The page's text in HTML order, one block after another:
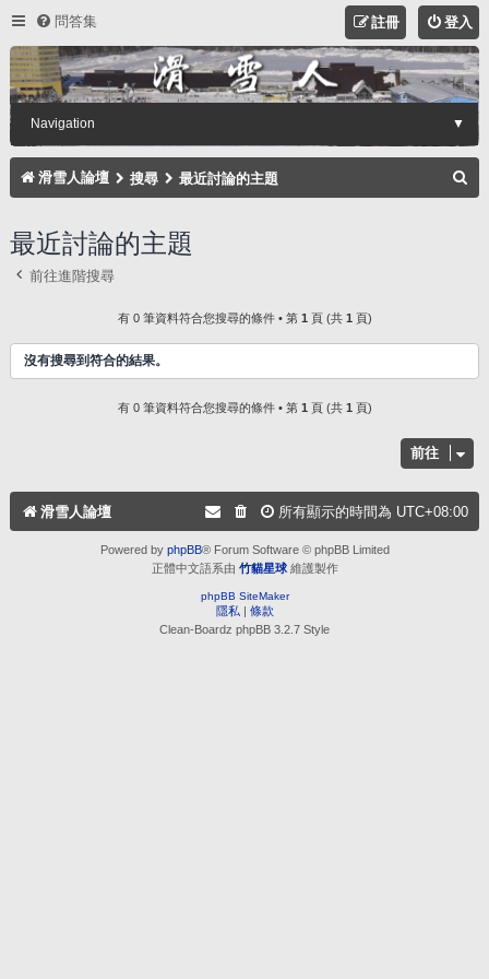
問答集 登入
註冊
Navigation ▼
滑雪人論壇 搜尋 最近討論的主題
最近討論的主題
前往進階搜尋
有 0 筆資料符合您搜尋的條件 • 第 1 頁 (共 1 頁)
沒有搜尋到符合的結果。
有 0 筆資料符合您搜尋的條件 • 第 1 頁 (共 1 頁)
前往
滑雪人論壇 所有顯示的時間為 UTC+08:00
Powered by phpBB® Forum Software © phpBB Limited
正體中文語系由 竹貓星球維護製作
phpBB SiteMaker
隱私 | 條款
Clean-Boardz phpBB 3.2.7 Style